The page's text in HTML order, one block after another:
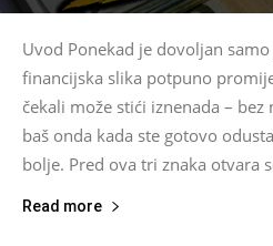
Uvod Ponekad je dovoljan
financijska slika potpuno
čekali može stići iznenada –
baš onda kada ste gotovo
bolje. Pred ova tri znaka otvara
Read more